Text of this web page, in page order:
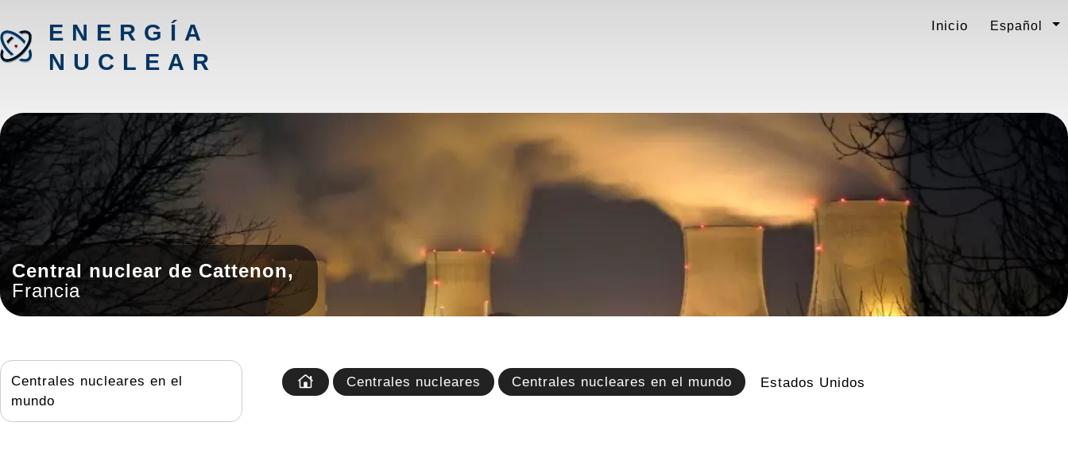
ENERGÍA
NUCLEAR
Inicio Español
Central nuclear de Cattenon,
Francia
Centrales nucleares en el
mundo
Centrales nucleares Centrales nucleares en el mundo Estados Unidos